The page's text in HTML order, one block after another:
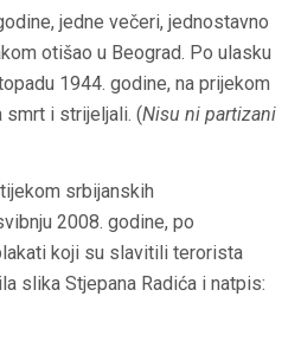
jedne večeri, jednostavno
otišao u Beograd. Po ulasku
1944. godine, na prijekom
smrt i strijeljali. (Nisu ni partizani
srbijanskih
2008. godine, po
koji su slavitili terorista
slika Stjepana Radića i natpis: